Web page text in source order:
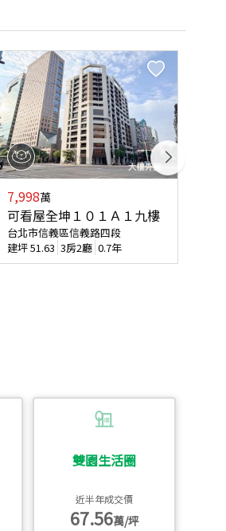
雙園生活圈
近半年成交價
67.56萬/坪
7,998萬
可看屋全坤１０１Ａ１九樓
台北市信義區信義路四段
建坪51.63 3房2廳 0.7年